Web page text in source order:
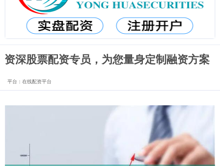
资深股票配资专员，为您量身定制融资方案
平台：在线配资平台